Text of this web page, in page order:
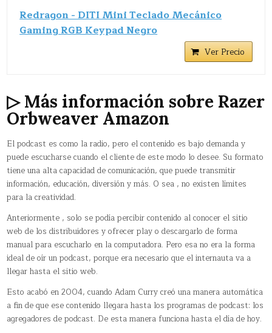
Redragon - DITI Mini Teclado Mecánico
Gaming RGB Keypad Negro
Ver Precio
▷ Más información sobre Razer
Orbweaver Amazon
El podcast es como la radio, pero el contenido es bajo demanda y
puede escucharse cuando el cliente de este modo lo desee. Su formato
tiene una alta capacidad de comunicación, que puede transmitir
información, educación, diversión y más. O sea , no existen límites
para la creatividad.
Anteriormente , solo se podía percibir contenido al conocer el sitio
web de los distribuidores y ofrecer play o descargarlo de forma
manual para escucharlo en la computadora. Pero esa no era la forma
ideal de oír un podcast, porque era necesario que el internauta va a
llegar hasta el sitio web.
Esto acabó en 2004, cuando Adam Curry creó una manera automática
a fin de que ese contenido llegara hasta los programas de podcast: los
agregadores de podcast. De esta manera funciona hasta el día de hoy.